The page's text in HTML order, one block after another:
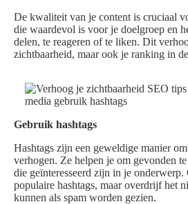
De kwaliteit van je content is cruciaal
die waardevol is voor je doelgroep en
delen, te reageren of te liken. Dit
zichtbaarheid, maar ook je ranking in
Gebruik hashtags
Hashtags zijn een geweldige manier
verhogen. Ze helpen je om gevonden
die geïnteresseerd zijn in je onderwerp.
populaire hashtags, maar overdrijf het
kunnen als spam worden gezien.